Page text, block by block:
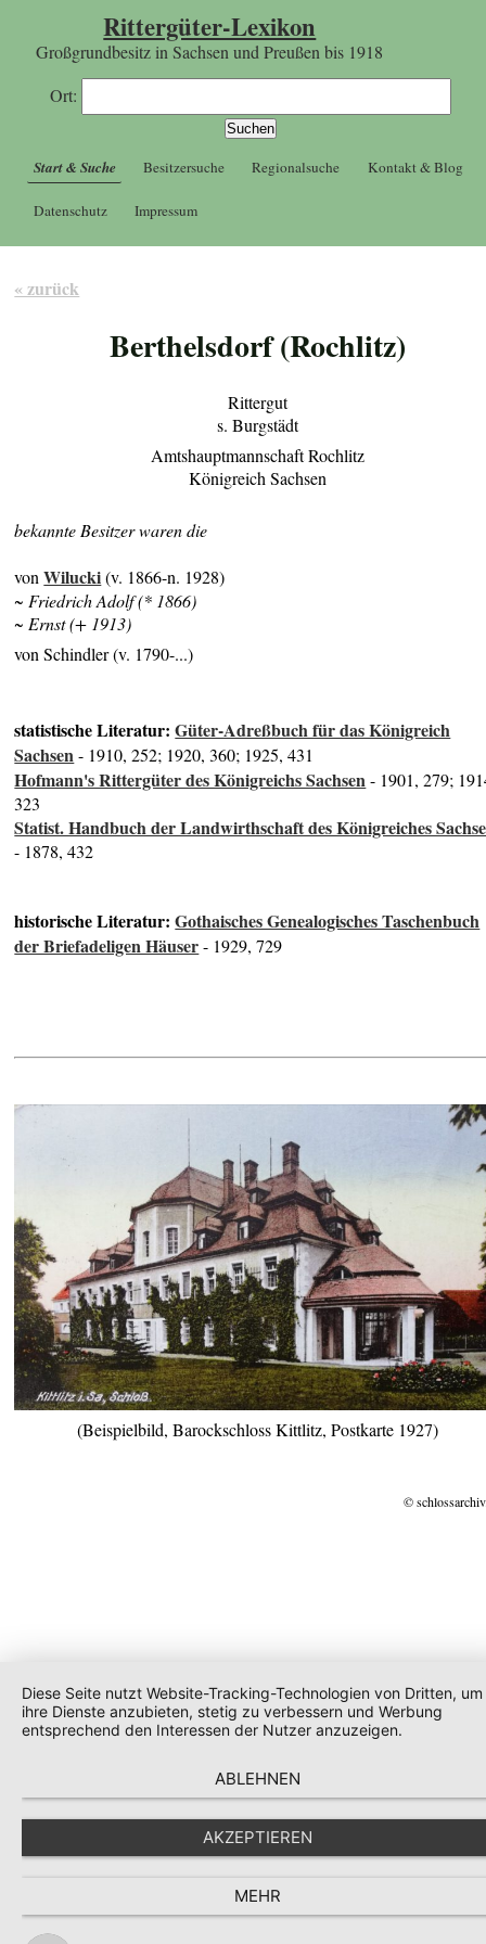
Rittergüter-Lexikon
Großgrundbesitz in Sachsen und Preußen bis 1918
Ort:
Start & Suche Besitzersuche Regionalsuche Kontakt & Blog
Datenschutz Impressum
« zurück
Berthelsdorf (Rochlitz)
Rittergut
s. Burgstädt
Amtshauptmannschaft Rochlitz
Königreich Sachsen
bekannte Besitzer waren die
vonWilucki(v. 1866-n. 1928)
~ Friedrich Adolf (* 1866)
~ Ernst (+ 1913)
von Schindler (v. 1790-...)
statistische Literatur:Güter-Adreßbuch für das Königreich
Sachsen- 1910, 252; 1920, 360; 1925, 431
Hofmann's Rittergüter des Königreichs Sachsen- 1901, 279;
323
Statist. Handbuch der Landwirthschaft des Königreiches
- 1878, 432
historische Literatur:Gothaisches Genealogisches Taschenbuch
der Briefadeligen Häuser- 1929, 729
(Beispielbild, Barockschloss Kittlitz, Postkarte 1927)
©
Diese Seite nutzt Website-Tracking-Technologien von Dritten, um
ihre Dienste anzubieten, stetig zu verbessern und Werbung
entsprechend den Interessen der Nutzer anzuzeigen.
ABLEHNEN
AKZEPTIEREN
MEHR